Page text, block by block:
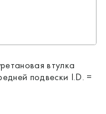
втулка
подвески I.D. =